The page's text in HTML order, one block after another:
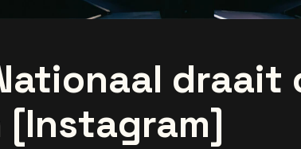
draait